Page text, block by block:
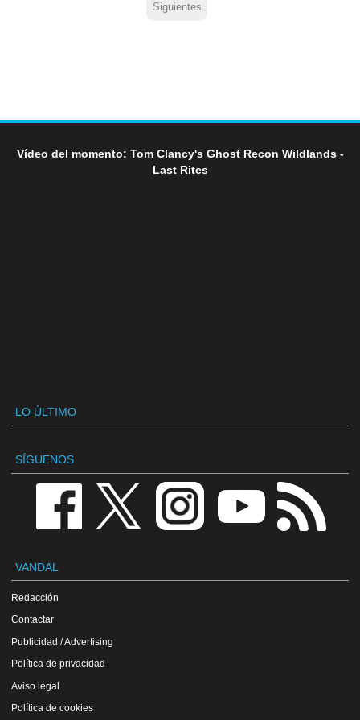
Siguientes
Vídeo del momento: Tom Clancy's Ghost Recon Wildlands -
Last Rites
LO ÚLTIMO
SÍGUENOS
VANDAL
Redacción
Contactar
Publicidad / Advertising
Política de privacidad
Aviso legal
Política de cookies